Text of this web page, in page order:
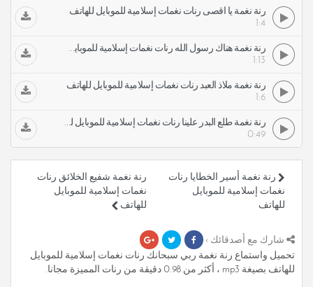
رنة نغمة يا أقصى رنات نغمات إسلامية للموبايل للهاتف
1:4
رنة نغمة هناك رسول الله رنات نغمات إسلامية للموبايل للهاتف
1:13
رنة نغمة ملاذ العبد رنات نغمات إسلامية للموبايل للهاتف
1:6
رنة نغمة طلع البدر علينا رنات نغمات إسلامية للموبايل للهاتف
0:49
رنة نغمة شفيع الخلائق رنات
نغمات إسلامية للموبايل
للهاتف
رنة نغمة أسير الخطايا رنات
نغمات إسلامية للموبايل
للهاتف
شارك مع أصدقائك ›
تحميل واستماع رنة نغمة ربي سبحانك رنات نغمات إسلامية للموبايل
للهاتف بصيغة mp3 ، أكثر من 0.98 دقيقة من رنات المميزة مجانا.